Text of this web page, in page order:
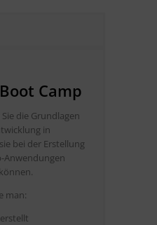
Camp
die Grundlagen
in
bei der Erstellung
Anwendungen
man: